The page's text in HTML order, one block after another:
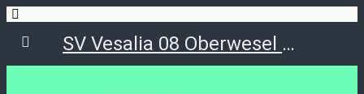
SV Vesalia 08 Oberwesel e.V.